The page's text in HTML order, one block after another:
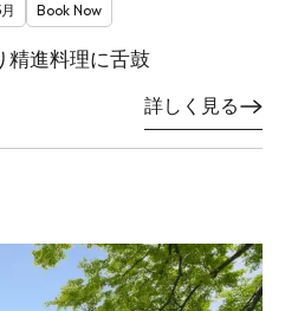
Book Now
精進料理に舌鼓
詳しく見る